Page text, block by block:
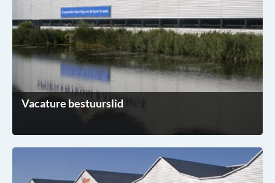
Vacature bestuurslid